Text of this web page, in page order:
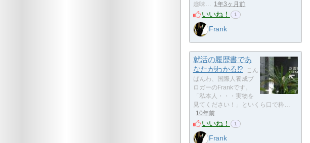
趣味…
1年3ヶ月前
いいね！ 1
Frank
就活の履歴書であ
なたがわかる!?
こん
ばんわ、国際人養成ブ
ロガーのFrankです。
「私本人・・・実物を
見てください！」といくら口で粋…
10年前
いいね！ 1
Frank